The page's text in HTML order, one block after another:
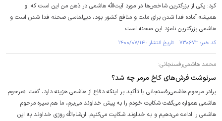
کرد: یکی از بزرگترین شاخص‌ها در مورد آیت‌الله هاشمی در ذهن من این است که او
همیشه آماده فدا شدن برای ملت و منافع کشور بود، دیپلماسی صحنه فدا شدن است و
هاشمی بزرگترین نامزد این صحنه است.
کد خبر: ۷۳۰۶۷۳ تاریخ انتشار : ۱۴۰۰/۰۷/۱۴
محمد هاشمی‌رفسنجانی:
سرنوشت فرش‌های کاخ مرمر چه شد؟
برادر مرحوم هاشمی‌رفسنجانی با تأکید بر اینکه دفاع از هاشمی هزینه دارد، گفت: «مرحوم
هاشمی همواره می‌گفت شکایت خودم را به پیش خداوند می‌برم، ما هم سیره مرحوم
هاشمی را ادامه می‌دهیم و به خداوند شکایت می‌کنیم. ان‌شاءالله روزی خداوند به این